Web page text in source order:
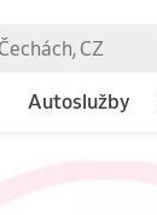
Autoslužby